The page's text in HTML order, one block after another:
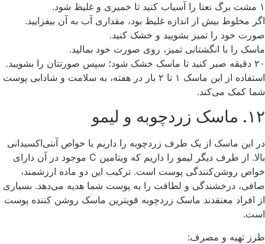
۱ مشت برگ نعنا را آسیاب کنید تا خمیری و غلیظ شود.
اگر مخلوط بیش‌ از اندازه غلیظ بود، مقداری آب به آن بیفزایید.
صورت خود را تمیز بشویید و خشک کنید.
ماسک را با انگشتانی تمیز، روی صورت خود بمالید.
۲۰ دقیقه صبر کنید تا ماسک خشک شود؛ سپس صورتتان را بشویید.
استفاده از این ماسک ۱ تا ۲ بار در هفته، به سلامت و شادابی پوست
شما کمک می‌کند.
۱۲. ماسک زردچوبه و لیمو
در این ماسک از یک ‌طرف زردچوبه را داریم با خواص آنتی‌اکسیدانی
بالا. از طرف دیگر لیمو را داریم که ویتامین C موجود در آن دارای
خواص روشن‌کنندگی پوست است. ترکیب این دو ماده ارزشمند،
صافی، درخشندگی و لطافت را به پوست شما هدیه می‌دهد. بسیاری
از افراد معتقدند ماسک زردچوبه قویترین ماسک روشن کننده پوست
است.
طرز تهیه و مصرف: